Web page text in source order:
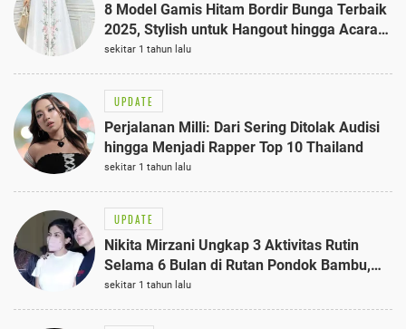
8 Model Gamis Hitam Bordir Bunga Terbaik
2025, Stylish untuk Hangout hingga Acara
Semi-Formal
sekitar 1 tahun lalu
UPDATE
Perjalanan Milli: Dari Sering Ditolak Audisi
hingga Menjadi Rapper Top 10 Thailand
sekitar 1 tahun lalu
UPDATE
Nikita Mirzani Ungkap 3 Aktivitas Rutin
Selama 6 Bulan di Rutan Pondok Bambu,
Terungkap!
sekitar 1 tahun lalu